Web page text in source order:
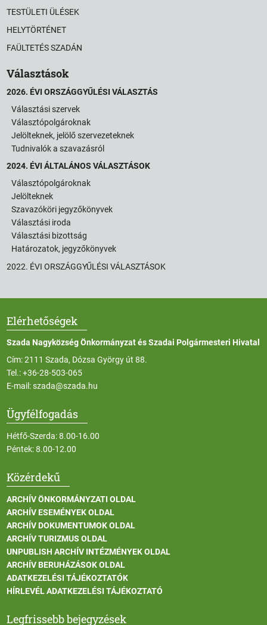
TESTÜLETI ÜLÉSEK
HELYTÖRTÉNET
FAÜLTETÉS SZADÁN
Választások
2026. ÉVI ORSZÁGGYŰLÉSI VÁLASZTÁS
Választási szervek
Választópolgároknak
Jelölteknek, jelölő szervezeteknek
Tudnivalók a szavazásról
2024. ÉVI ÁLTALÁNOS VÁLASZTÁSOK
Választópolgároknak
Jelölteknek
Szavazóköri jegyzőkönyvek
Választási iroda
Választási bizottság
Határozatok, jegyzőkönyvek
2022. ÉVI ORSZÁGGYŰLÉSI VÁLASZTÁSOK
Elérhetőségek
Szada Nagyközség Önkormányzat és Szadai Polgármesteri Hivatal
Cím: 2111 Szada, Dózsa György út 88.
Tel.:+36-28-503-065
E-mail:szada@szada.hu
Ügyfélfogadás
Hétfő-Szerda: 8.00-16.00
Péntek: 8.00-12.00
Közérdekű
ARCHÍV ÖNKORMÁNYZATI OLDAL
ARCHÍV ESEMÉNYEK OLDAL
ARCHÍV DOKUMENTUMOK OLDAL
ARCHÍV TURIZMUS OLDAL
UNPUBLISH ARCHÍV INTÉZMÉNYEK OLDAL
ARCHÍV BERUHÁZÁSOK OLDAL
ADATKEZELÉSI TÁJÉKOZTATÓK
HÍRLEVÉL ADATKEZELÉSI TÁJÉKOZTATÓ
Legfrissebb bejegyzések